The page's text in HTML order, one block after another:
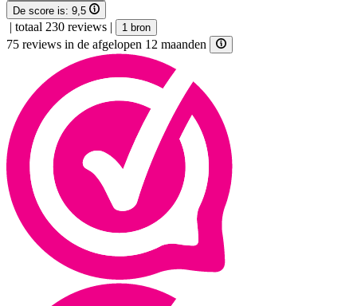
De score is: 9,5
| totaal 230 reviews | 1 bron
75 reviews in de afgelopen 12 maanden